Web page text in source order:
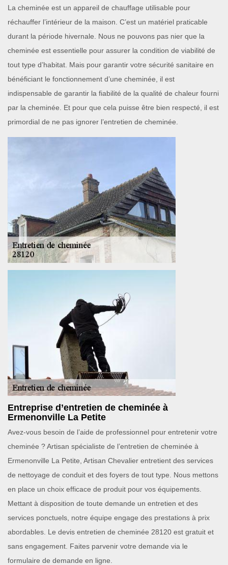
La cheminée est un appareil de chauffage utilisable pour
réchauffer l’intérieur de la maison. C’est un matériel praticable
durant la période hivernale. Nous ne pouvons pas nier que la
cheminée est essentielle pour assurer la condition de viabilité de
tout type d’habitat. Mais pour garantir votre sécurité sanitaire en
bénéficiant le fonctionnement d’une cheminée, il est
indispensable de garantir la fiabilité de la qualité de chaleur fourni
par la cheminée. Et pour que cela puisse être bien respecté, il est
primordial de ne pas ignorer l’entretien de cheminée.
Entreprise d’entretien de cheminée à
Ermenonville La Petite
Avez-vous besoin de l’aide de professionnel pour entretenir votre
cheminée ? Artisan spécialiste de l’entretien de cheminée à
Ermenonville La Petite, Artisan Chevalier entretient des services
de nettoyage de conduit et des foyers de tout type. Nous mettons
en place un choix efficace de produit pour vos équipements.
Mettant à disposition de toute demande un entretien et des
services ponctuels, notre équipe engage des prestations à prix
abordables. Le devis entretien de cheminée 28120 est gratuit et
sans engagement. Faites parvenir votre demande via le
formulaire de demande en ligne.